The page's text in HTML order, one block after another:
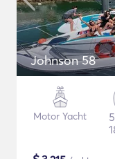
Johnson 58
Motor Yacht